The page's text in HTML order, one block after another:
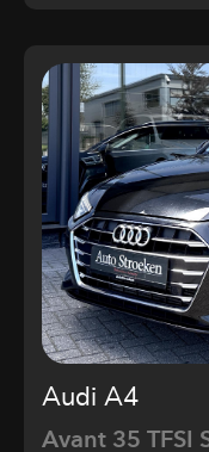
Audi A4
Avant 35 TFSI